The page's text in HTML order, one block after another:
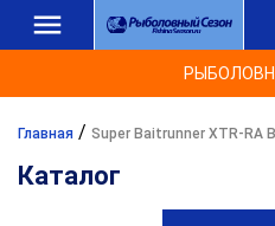
Главная / Super Baitrunner XTR-RA
Каталог